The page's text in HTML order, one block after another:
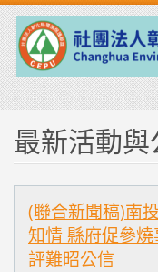
最新活動與
(聯合新聞稿)南
知情 縣府促參
評難昭公信